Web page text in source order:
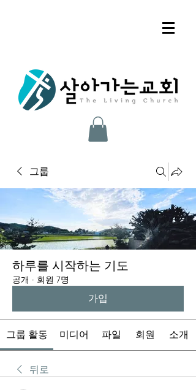
그룹
하루를 시작하는 기도
공개 · 회원 7명
가입
그룹 활동 미디어 파일 회원 소개
뒤로